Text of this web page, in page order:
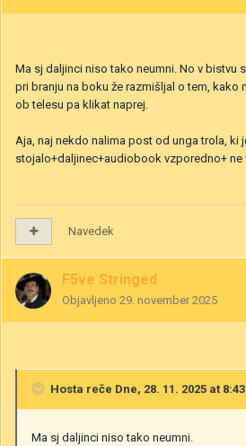
Ma sj daljinci niso tako neumni. No v bistvu
pri branju na boku že razmišljal o tem, kako
ob telesu pa klikat naprej.
Aja, naj nekdo nalima post od unga trola, ki
stojalo+daljinec+audiobook vzporedno+ ne
Navedek
F5ve Stringed
Objavljeno 29. november 2025
Hosta reče Dne, 28. 11. 2025 at
Ma sj daljinci niso tako neumni.